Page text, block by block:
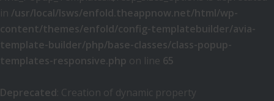
in /usr/local/lsws/enfold.theappnow.net/html/wp-
content/themes/enfold/config-templatebuilder/avia-
template-builder/php/base-classes/class-popup-
templates-responsive.php on line 65
Deprecated: Creation of dynamic property